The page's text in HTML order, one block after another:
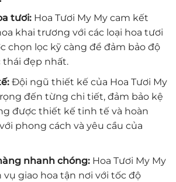
tươi:Hoa Tươi My My cam kết
khai trương với các loại hoa tươi
chọn lọc kỹ càng để đảm bảo độ
thái đẹp nhất.
Đội ngũ thiết kế của Hoa Tươi My
đến từng chi tiết, đảm bảo kệ
được thiết kế tinh tế và hoàn
phong cách và yêu cầu của
nhanh chóng:Hoa Tươi My My
giao hoa tận nơi với tốc độ